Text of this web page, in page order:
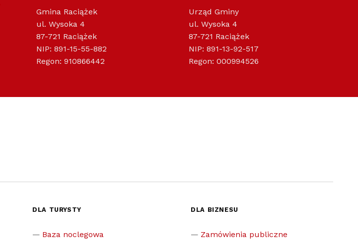
Gmina Raciążek
ul. Wysoka 4
87-721 Raciążek
NIP: 891-15-55-882
Regon: 910866442
Urząd Gminy
ul. Wysoka 4
87-721 Raciążek
NIP: 891-13-92-517
Regon: 000994526
DLA TURYSTY
Baza noclegowa
DLA BIZNESU
Zamówienia publiczne